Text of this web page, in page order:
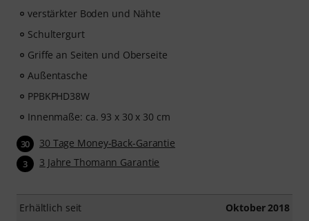
verstärkter Boden und Nähte
Schultergurt
Griffe an Seiten und Oberseite
Außentasche
PPBKPHD38W
Innenmaße: ca. 93 x 30 x 30 cm
30 30 Tage Money-Back-Garantie
3 3 Jahre Thomann Garantie
Erhältlich seit Oktober 2018